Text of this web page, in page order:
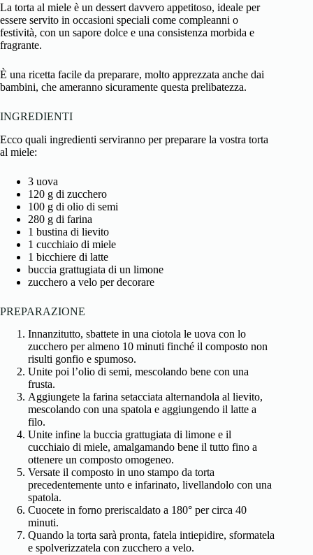
La torta al miele è un dessert davvero appetitoso, ideale per
essere servito in occasioni speciali come compleanni o
festività, con un sapore dolce e una consistenza morbida e
fragrante.
È una ricetta facile da preparare, molto apprezzata anche dai
bambini, che ameranno sicuramente questa prelibatezza.
INGREDIENTI
Ecco quali ingredienti serviranno per preparare la vostra torta
al miele:
3 uova
120 g di zucchero
100 g di olio di semi
280 g di farina
1 bustina di lievito
1 cucchiaio di miele
1 bicchiere di latte
buccia grattugiata di un limone
zucchero a velo per decorare
PREPARAZIONE
Innanzitutto, sbattete in una ciotola le uova con lo
zucchero per almeno 10 minuti finché il composto non
risulti gonfio e spumoso.
Unite poi l’olio di semi, mescolando bene con una
frusta.
Aggiungete la farina setacciata alternandola al lievito,
mescolando con una spatola e aggiungendo il latte a
filo.
Unite infine la buccia grattugiata di limone e il
cucchiaio di miele, amalgamando bene il tutto fino a
ottenere un composto omogeneo.
Versate il composto in uno stampo da torta
precedentemente unto e infarinato, livellandolo con una
spatola.
Cuocete in forno preriscaldato a 180° per circa 40
minuti.
Quando la torta sarà pronta, fatela intiepidire, sformatela
e spolverizzatela con zucchero a velo.